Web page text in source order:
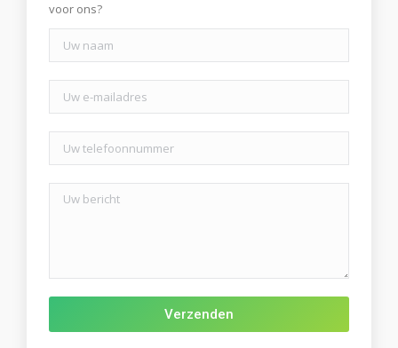
voor ons?
Gelieve dit veld leeg te laten.